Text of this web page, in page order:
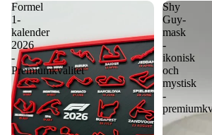
Formel
1-
kalender
2026
-
Premiumkvalitet
Shy
Guy-
mask
-
ikonisk
och
mystisk
-